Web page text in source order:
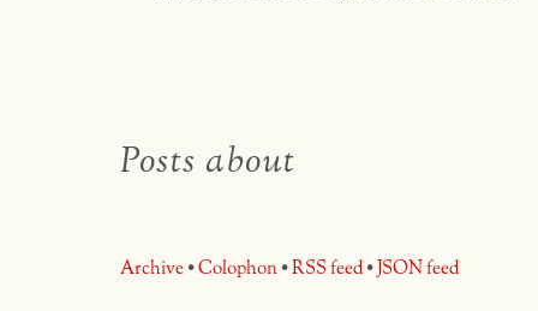
Posts about
Archive • Colophon • RSS feed • JSON feed